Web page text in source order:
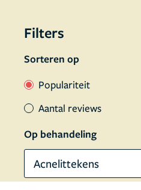
Filters
Sorteren op
Populariteit
Aantal reviews
Op behandeling
Acnelittekens